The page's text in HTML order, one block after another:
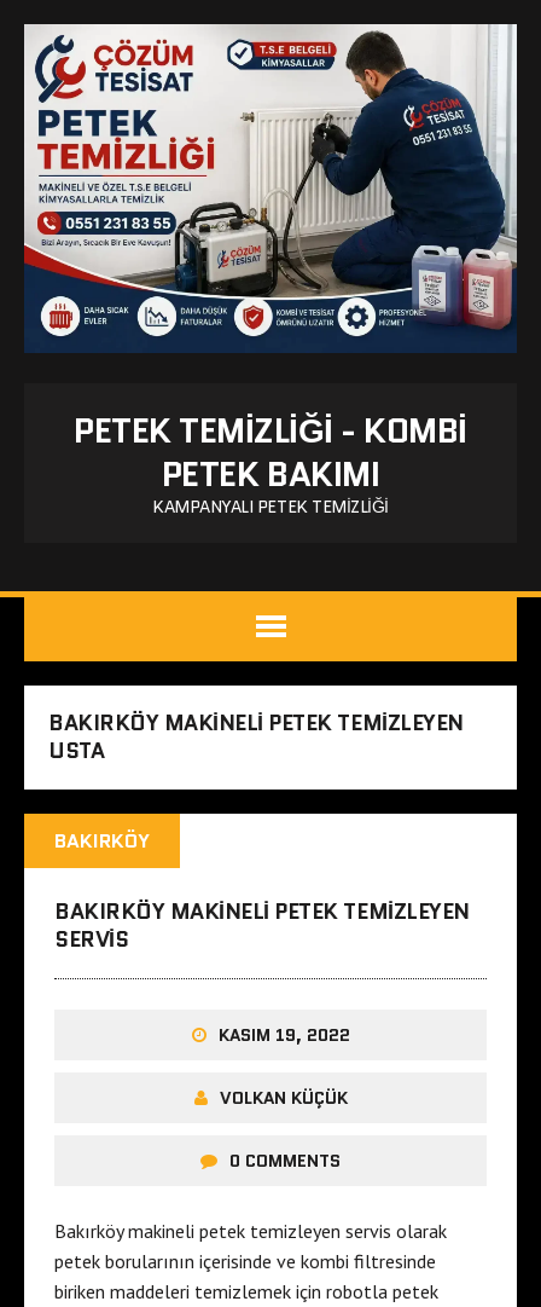
PETEK TEMIZLIĞI - KOMBI
PETEK BAKIMI
KAMPANYALI PETEK TEMIZLIĞI
BAKIRKÖY MAKINELI PETEK TEMIZLEYEN
USTA
BAKIRKÖY
BAKIRKÖY MAKINELI PETEK TEMIZLEYEN
SERVIS
KASIM 19, 2022
VOLKAN KÜÇÜK
0 COMMENTS
Bakırköy makineli petek temizleyen servis olarak
petek borularının içerisinde ve kombi filtresinde
biriken maddeleri temizlemek için robotla petek